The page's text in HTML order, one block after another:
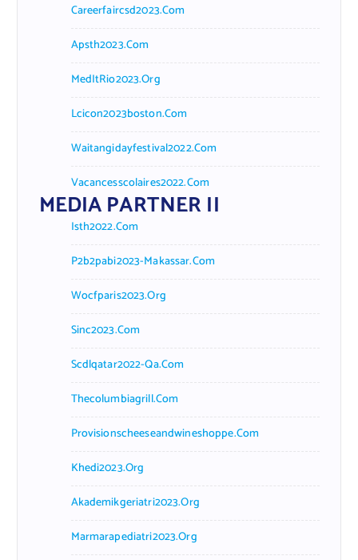
Careerfaircsd2023.com
Apsth2023.com
MedItRio2023.org
Lcicon2023boston.com
Waitangidayfestival2022.com
Vacancesscolaires2022.com
MEDIA PARTNER II
Isth2022.com
P2b2pabi2023-Makassar.com
Wocfparis2023.org
Sinc2023.com
Scdlqatar2022-Qa.com
Thecolumbiagrill.com
Provisionscheeseandwineshoppe.com
Khedi2023.org
Akademikgeriatri2023.org
Marmarapediatri2023.org